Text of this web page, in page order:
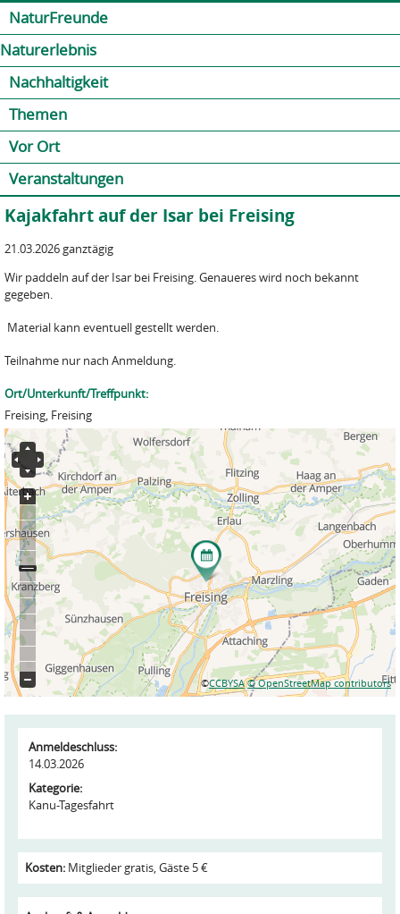
NaturFreunde
Naturerlebnis
Nachhaltigkeit
Themen
Vor Ort
Veranstaltungen
Kajakfahrt auf der Isar bei Freising
21.03.2026 ganztägig
Wir paddeln auf der Isar bei Freising. Genaueres wird noch bekannt
gegeben.
Material kann eventuell gestellt werden.
Teilnahme nur nach Anmeldung.
Ort/Unterkunft/Treffpunkt:
Freising, Freising
©CCBYSA © OpenStreetMap contributors
Anmeldeschluss:
14.03.2026
Kategorie:
Kanu-Tagesfahrt
Kosten: Mitglieder gratis, Gäste 5 €